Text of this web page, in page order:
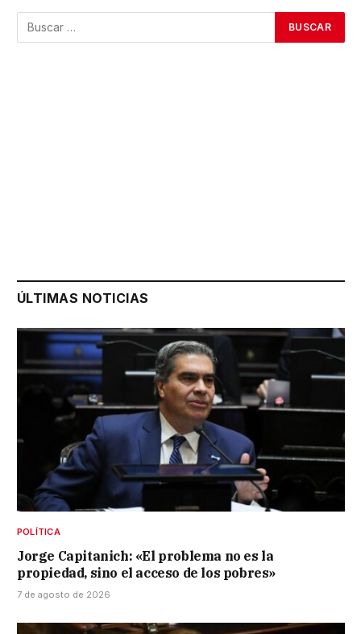
ÚLTIMAS NOTICIAS
POLÍTICA
Jorge Capitanich: «El problema no es la
propiedad, sino el acceso de los pobres»
7 de agosto de 2026